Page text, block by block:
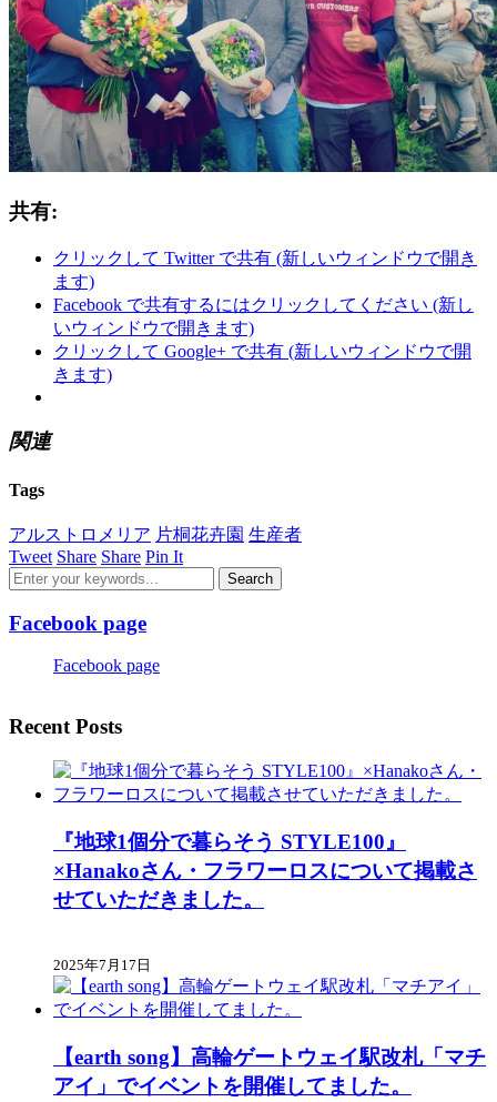
共有:
クリックして Twitter で共有 (新しいウィンドウで開き
ます)
Facebook で共有するにはクリックしてください (新し
いウィンドウで開きます)
クリックして Google+ で共有 (新しいウィンドウで開
きます)
関連
Tags
アルストロメリア 片桐花卉園 生産者
Tweet Share Share Pin It
Facebook page
Facebook page
Recent Posts
『地球1個分で暮らそう STYLE100』
×Hanakoさん・フラワーロスについて掲載さ
せていただきました。
2025年7月17日
【earth song】高輪ゲートウェイ駅改札「マチ
アイ」でイベントを開催してました。